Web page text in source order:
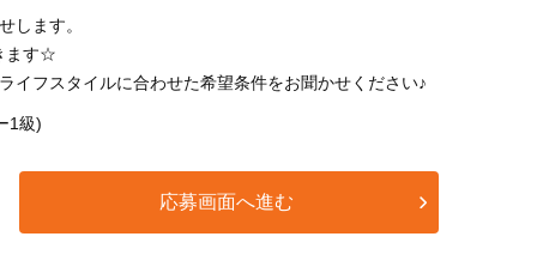
します。
ます☆
イフスタイルに合わせた希望条件をお聞かせください♪
1級)
応募画面へ進む